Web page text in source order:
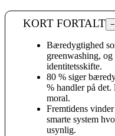
KORT FORTALT −
Bæredygtighed
greenwashing,
identitetsskifte.
80 % siger
% handler på
moral.
Fremtidens
smarte system
usynlig.